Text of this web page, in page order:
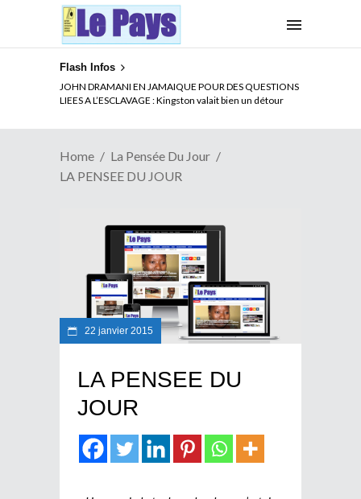
Flash Infos
JOHN DRAMANI EN JAMAIQUE POUR DES QUESTIONS
LIEES A L’ESCLAVAGE : Kingston valait bien un détour
Home
La Pensée Du Jour
LA PENSEE DU JOUR
22 janvier 2015
LA PENSEE DU
JOUR